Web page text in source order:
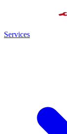
Services